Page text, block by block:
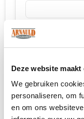
Deze website
We gebruiken
personaliseren, om
en om ons
linker borst